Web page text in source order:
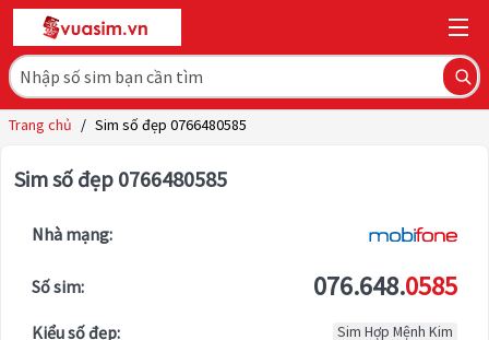
Trang chủ / Sim số đẹp 0766480585
Sim số đẹp 0766480585
Nhà mạng:
Số sim: 076.648.0585
Kiểu số đẹp: Sim Hợp Mệnh Kim